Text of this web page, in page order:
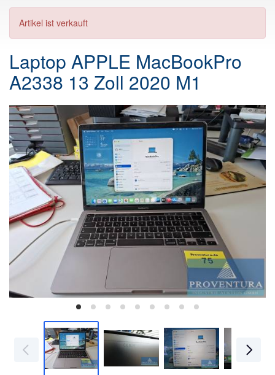
Artikel ist verkauft
Laptop APPLE MacBookPro
A2338 13 Zoll 2020 M1